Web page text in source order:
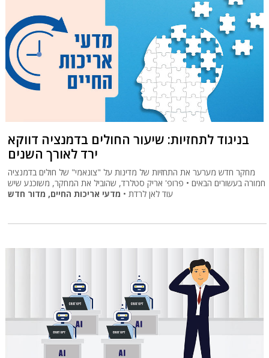
בניגוד לתחזיות: שיעור החולים בדמנציה דווקא
ירד לאורך השנים
מחקר חדש מערער את התחזיות של מדינות על "צונאמי" של חולים בדמנציה
חמורה בעשורים הבאים • פרופ' אריק סטלרד, שהוביל את המחקר, משוכנע שיש
עוד לאן לרדת •